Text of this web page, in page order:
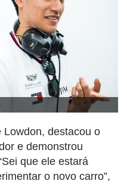
Lowdon, destacou o
e demonstrou
que ele estará
o novo carro”,